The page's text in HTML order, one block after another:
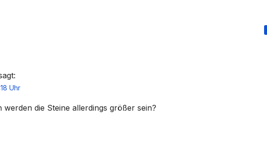
Uhr
werden die Steine allerdings größer sein?